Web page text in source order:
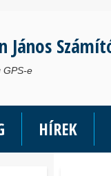
János
GPS-e
HÍREK